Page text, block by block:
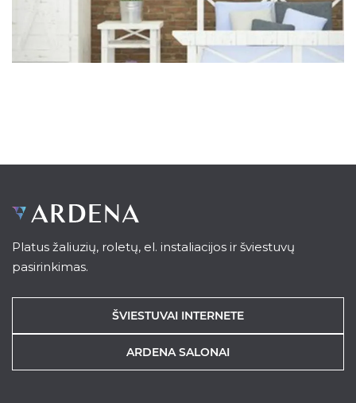
Platus žaliuzių, roletų, el. instaliacijos ir šviestuvų
pasirinkimas.
ŠVIESTUVAI INTERNETE
ARDENA SALONAI